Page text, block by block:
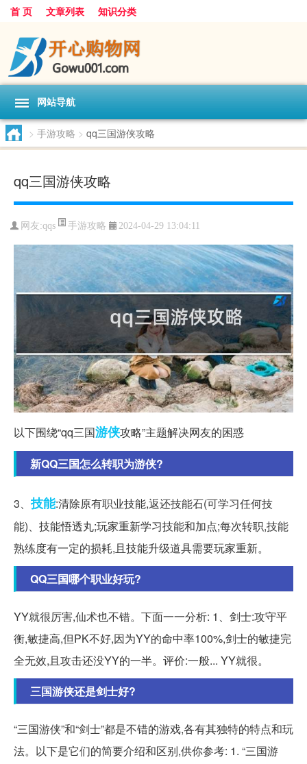
首 页 文章列表 知识分类
网站导航
> 手游攻略 > qq三国游侠攻略
qq三国游侠攻略
网友:qqs 手游攻略 2024-04-29 13:04:11
以下围绕“qq三国游侠攻略”主题解决网友的困惑
新QQ三国怎么转职为游侠?
3、技能:清除原有职业技能,返还技能石(可学习任何技
能)、技能悟透丸;玩家重新学习技能和加点;每次转职,技能
熟练度有一定的损耗,且技能升级道具需要玩家重新。
QQ三国哪个职业好玩?
YY就很厉害,仙术也不错。下面一一分析: 1、剑士:攻守平
衡,敏捷高,但PK不好,因为YY的命中率100%,剑士的敏捷完
全无效,且攻击还没YY的一半。评价:一般... YY就很。
三国游侠还是剑士好?
“三国游侠”和“剑士”都是不错的游戏,各有其独特的特点和玩
法。以下是它们的简要介绍和区别,供你参考: 1. “三国游